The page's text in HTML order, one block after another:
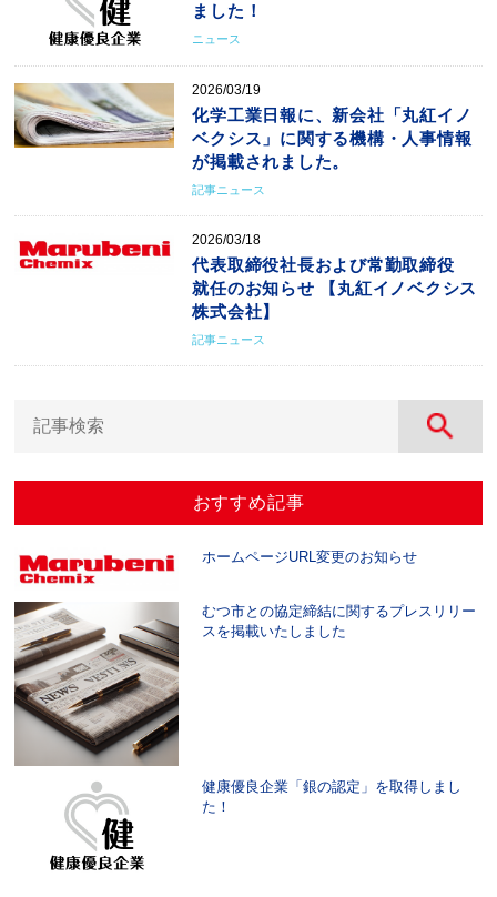
ました！
ニュース
2026/03/19
化学工業日報に、新会社「丸紅イノ
ベクシス」に関する機構・人事情報
が掲載されました。
記事ニュース
2026/03/18
代表取締役社長および常勤取締役
就任のお知らせ 【丸紅イノベクシス
株式会社】
記事ニュース
おすすめ記事
ホームページURL変更のお知らせ
むつ市との協定締結に関するプレスリリー
スを掲載いたしました
健康優良企業「銀の認定」を取得しまし
た！